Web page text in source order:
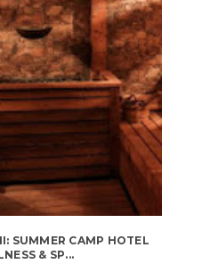
SUMMER CAMP HOTEL
& SP...